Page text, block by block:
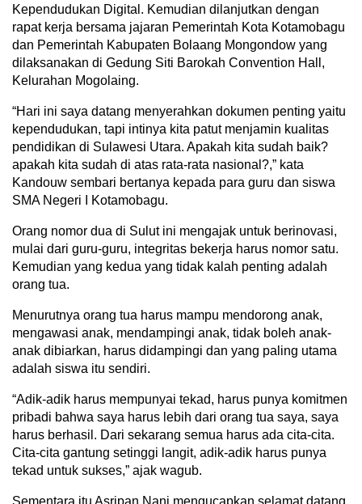
Kependudukan Digital. Kemudian dilanjutkan dengan
rapat kerja bersama jajaran Pemerintah Kota Kotamobagu
dan Pemerintah Kabupaten Bolaang Mongondow yang
dilaksanakan di Gedung Siti Barokah Convention Hall,
Kelurahan Mogolaing.
“Hari ini saya datang menyerahkan dokumen penting yaitu
kependudukan, tapi intinya kita patut menjamin kualitas
pendidikan di Sulawesi Utara. Apakah kita sudah baik?
apakah kita sudah di atas rata-rata nasional?,” kata
Kandouw sembari bertanya kepada para guru dan siswa
SMA Negeri I Kotamobagu.
Orang nomor dua di Sulut ini mengajak untuk berinovasi,
mulai dari guru-guru, integritas bekerja harus nomor satu.
Kemudian yang kedua yang tidak kalah penting adalah
orang tua.
Menurutnya orang tua harus mampu mendorong anak,
mengawasi anak, mendampingi anak, tidak boleh anak-
anak dibiarkan, harus didampingi dan yang paling utama
adalah siswa itu sendiri.
“Adik-adik harus mempunyai tekad, harus punya komitmen
pribadi bahwa saya harus lebih dari orang tua saya, saya
harus berhasil. Dari sekarang semua harus ada cita-cita.
Cita-cita gantung setinggi langit, adik-adik harus punya
tekad untuk sukses,” ajak wagub.